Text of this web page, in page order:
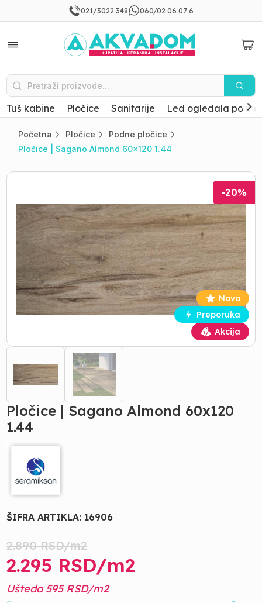
021/3022 348 060/02 06 07 6
Tuš kabine Pločice Sanitarije Led ogledala po
Početna Pločice
Podne pločice
Pločice | Sagano Almond 60x120 1.44
-20%
Novo
Preporuka
Akcija
Pločice | Sagano Almond 60x120
1.44
ŠIFRA ARTIKLA: 16906
2.890RSD/m2
2.295 RSD/m2
Ušteda595RSD/m2